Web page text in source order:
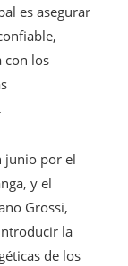
es asegurar
con los
junio por el
y el
Grossi,
la
de los